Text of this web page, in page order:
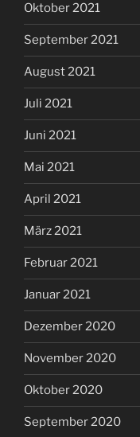
Oktober 2021
September 2021
August 2021
Juli 2021
Juni 2021
Mai 2021
April 2021
März 2021
Februar 2021
Januar 2021
Dezember 2020
November 2020
Oktober 2020
September 2020